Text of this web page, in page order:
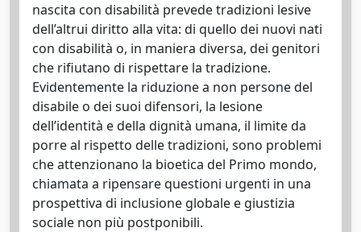
nascita con disabilità prevede tradizioni lesive
dell’altrui diritto alla vita: di quello dei nuovi nati
con disabilità o, in maniera diversa, dei genitori
che rifiutano di rispettare la tradizione.
Evidentemente la riduzione a non persone del
disabile o dei suoi difensori, la lesione
dell’identità e della dignità umana, il limite da
porre al rispetto delle tradizioni, sono problemi
che attenzionano la bioetica del Primo mondo,
chiamata a ripensare questioni urgenti in una
prospettiva di inclusione globale e giustizia
sociale non più postponibili.